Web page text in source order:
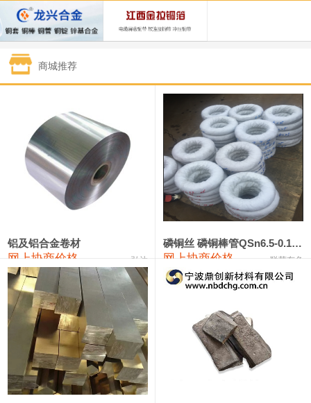
1#镍 131,200—132,400
1#白银 15,170—15,180 15,175 615
钯金
341,000 -3,000
88,000—94,000 91,000 0
2#锑 84,000—90,000 87,000
1#镁 17,000—18,000 17,500 0
1#电解锰(99.7%袋装) 18,000 0
1#电解锰 18,800—19,000 18,900 0
1#铬 60,000—82,000
2202#硅 14,100—14,300
553#硅 9,200—9,400 9,300
3303#硅 10,300—10,500 10,400
441#硅 9,500—9,700
商城推荐
铝及铝合金卷材
网上协商价格 弘达
磷铜丝 磷铜棒管QSn6.5-0.1 7-0.2 8-0.3
网上协商价格 联荣有色